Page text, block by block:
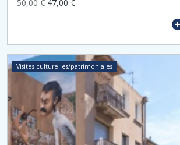
50,00 € 47,00 €
Visites culturelles/patrimoniales